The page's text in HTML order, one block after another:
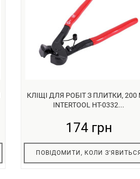
КЛІЩІ ДЛЯ РОБІТ З ПЛИТКИ,
INTERTOOL HT-0332...
174 грн
ПОВІДОМИТИ, КОЛИ З'ЯВИТЬСЯ